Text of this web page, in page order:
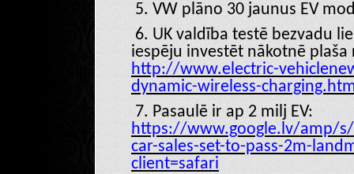
5. VW plāno 30 jaunus EV
6. UK valdība testē bezvadu
iespēju investēt nākotnē
http://www.electric-
dynamic-wireless-
7. Pasaulē ir ap 2 milj EV:
https://www.google.lv/amp/
car-sales-set-to-pass-2m-
client=safari